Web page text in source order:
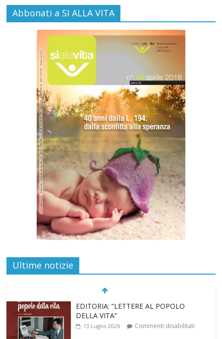
Abbonati a SI ALLA VITA
Ultime notizie
EDITORIA: “LETTERE AL POPOLO
DELLA VITA”
13 Luglio 2026 Commenti disabilitati